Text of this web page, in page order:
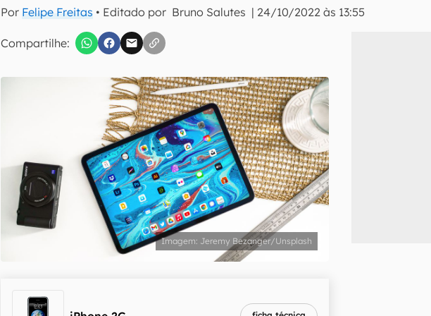
Por Felipe Freitas • Editado por Bruno Salutes | 24/10/2022 às 13:55
Compartilhe:
Confirmo que li, aceito e concordo com os Termos de Uso e Política de Privacidade do
Jeremy Bezanger/Unsplash